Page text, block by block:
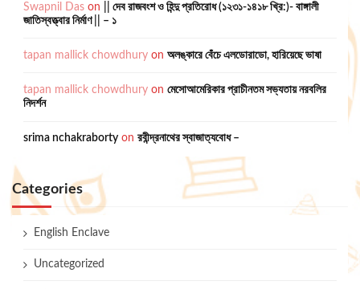
Swapnil Das on
|| দেব রাজবংশ ও হিন্দু প্রতিরোধ (১২৩১-১৪১৮ খ্রি:)- বাঙ্গালী
জাতিস্বত্ত্বার নির্মাণ || – ১
tapan mallick chowdhury on অলঙ্কারে বেঁচে এলডোরাডো, হারিয়েছে ভাষা
tapan mallick chowdhury on মেসোআমেরিকার প্রাচীনতম সভ্যতায় নরবলির
নিদর্শন
srima nchakraborty on রবীন্দ্রনাথের স্বাজাত্যবোধ –
Categories
English Enclave
Uncategorized